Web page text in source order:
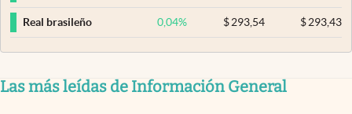
Real brasileño 0,04% $ 293,54 $293,43
Las más leídas de Información General